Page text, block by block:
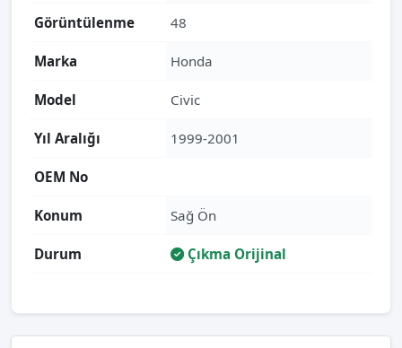
Görüntülenme 48
Marka Honda
Model Civic
Yıl Aralığı 1999-2001
OEM No
Konum Sağ Ön
Durum Çıkma Orijinal